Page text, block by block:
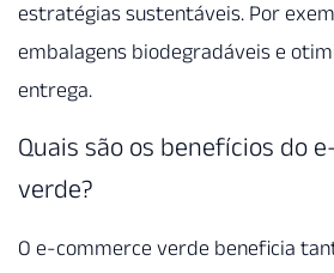
estratégias sustentáveis. Por
embalagens biodegradáveis e
entrega.
Quais são os benefícios do
verde?
O e-commerce verde beneficia